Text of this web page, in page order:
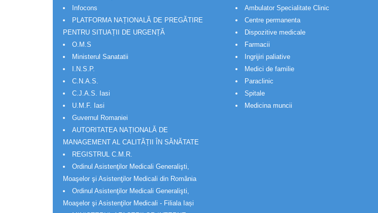
Infocons
PLATFORMA NAȚIONALĂ DE PREGĂTIRE
PENTRU SITUAȚII DE URGENȚĂ
O.M.S
Ministerul Sanatatii
I.N.S.P.
C.N.A.S.
C.J.A.S. Iasi
U.M.F. Iasi
Guvernul Romaniei
AUTORITATEA NAȚIONALĂ DE
MANAGEMENT AL CALITĂȚII ÎN SĂNĂTATE
REGISTRUL C.M.R.
Ordinul Asistenţilor Medicali Generalişti,
Moaşelor şi Asistenţilor Medicali din România
Ordinul Asistenţilor Medicali Generalişti,
Moaşelor şi Asistenţilor Medicali - Filiala Iași
Ambulator Specialitate Clinic
Centre permanenta
Dispozitive medicale
Farmacii
Ingrijiri paliative
Medici de familie
Paraclinic
Spitale
Medicina muncii